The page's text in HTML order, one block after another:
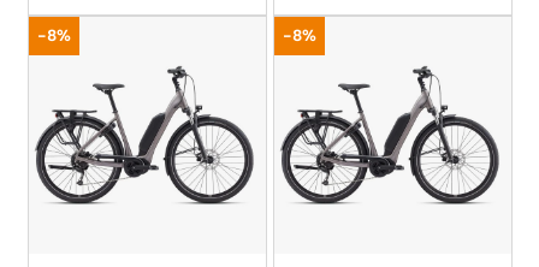
Promocja
-8% Promocja
-8%